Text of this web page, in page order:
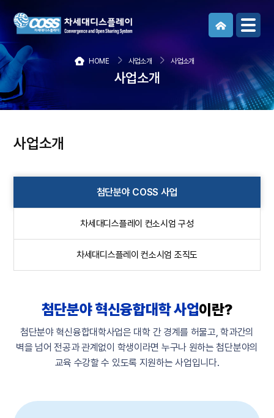
메뉴보기
HOME 사업소개 사업소개
사업소개
사업소개
첨단분야 COSS 사업
차세대디스플레이 컨소시엄 구성
차세대디스플레이 컨소시엄 조직도
첨단분야 혁신융합대학 사업이란?
첨단분야 혁신융합대학사업은 대학 간 경계를 허물고, 학과간의
벽을 넘어 전공과 관계없이 학생이라면 누구나 원하는 첨단분야의
교육 수강할 수 있도록 지원하는 사업입니다.